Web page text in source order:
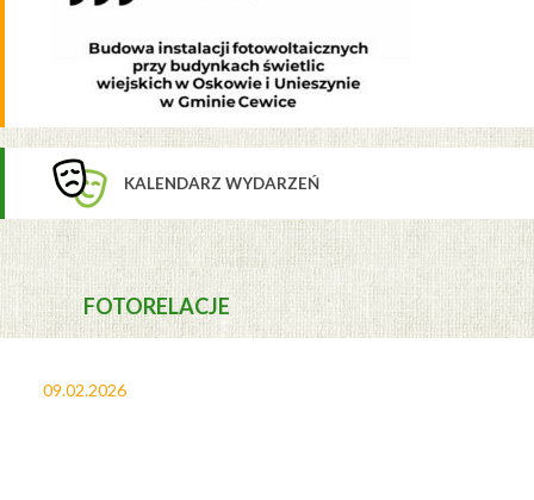
KALENDARZ WYDARZEŃ
FOTORELACJE
09.02.2026